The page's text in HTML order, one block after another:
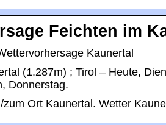
Feichten im
Kaunertal
(1.287m) ; Tirol – Heute,
Donnerstag.
Ort Kaunertal. Wetter